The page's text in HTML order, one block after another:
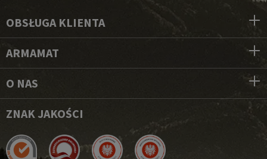
OBSŁUGA KLIENTA
ARMAMAT
O NAS
ZNAK JAKOŚCI